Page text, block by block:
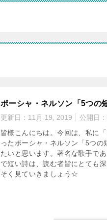
ポーシャ・ネルソン「5つの
更新日： 11月 19, 2019 公開日：
皆様こんにちは。今回は、私に
ったポーシャ・ネルソン「5つ
たいと思います。著名な歌手で
で短い詩は、読む者皆にとても
そく見ていきましょう☆